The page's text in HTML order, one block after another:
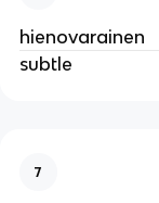
hienovarainen
subtle
7